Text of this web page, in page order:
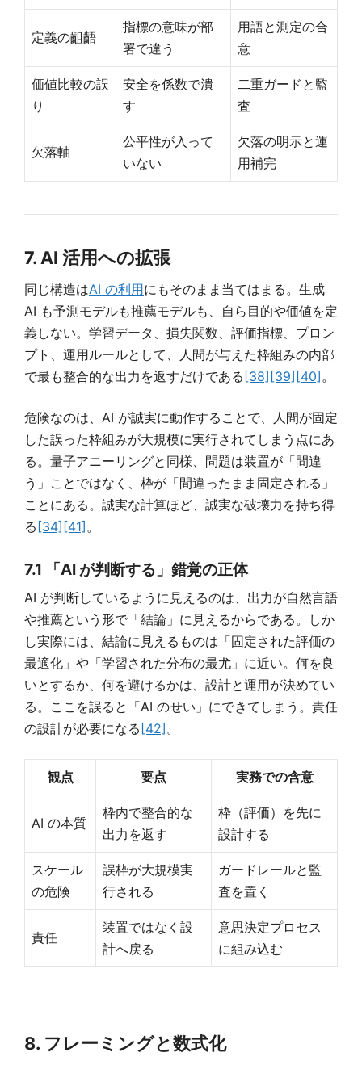
定義の齟齬
指標の意味が部
署で違う
用語と測定の合
意
価値比較の誤
り
安全を係数で潰
す
二重ガードと監
査
欠落軸
公平性が入って
いない
欠落の明示と運
用補完
7. AI 活用への拡張
同じ構造はAI の利用にもそのまま当てはまる。生成
AI も予測モデルも推薦モデルも、自ら目的や価値を定
義しない。学習データ、損失関数、評価指標、プロン
プト、運用ルールとして、人間が与えた枠組みの内部
で最も整合的な出力を返すだけである [38] [39] [40] 。
危険なのは、AI が誠実に動作することで、人間が固定
した誤った枠組みが大規模に実行されてしまう点にあ
る。量子アニーリングと同様、問題は装置が「間違
う」ことではなく、枠が「間違ったまま固定される」
ことにある。誠実な計算ほど、誠実な破壊力を持ち得
る [34] [41] 。
7.1 「AI が判断する」錯覚の正体
AI が判断しているように見えるのは、出力が自然言語
や推薦という形で「結論」に見えるからである。しか
し実際には、結論に見えるものは「固定された評価の
最適化」や「学習された分布の最尤」に近い。何を良
いとするか、何を避けるかは、設計と運用が決めてい
る。ここを誤ると「AI のせい」にできてしまう。責任
の設計が必要になる [42] 。
観点 要点 実務での含意
AI の本質
枠内で整合的な
出力を返す
枠（評価）を先に
設計する
スケール
の危険
誤枠が大規模実
行される
ガードレールと監
査を置く
責任
装置ではなく設
計へ戻る
意思決定プロセス
に組み込む
8. フレーミングと数式化